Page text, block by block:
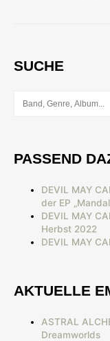
SUCHE
PASSEND
DEVIL MAY
der EP
DEVIL MAY
Herbst 2022
DEVIL MAY
AKTUELLE
ASTRAL
Dreamworlds